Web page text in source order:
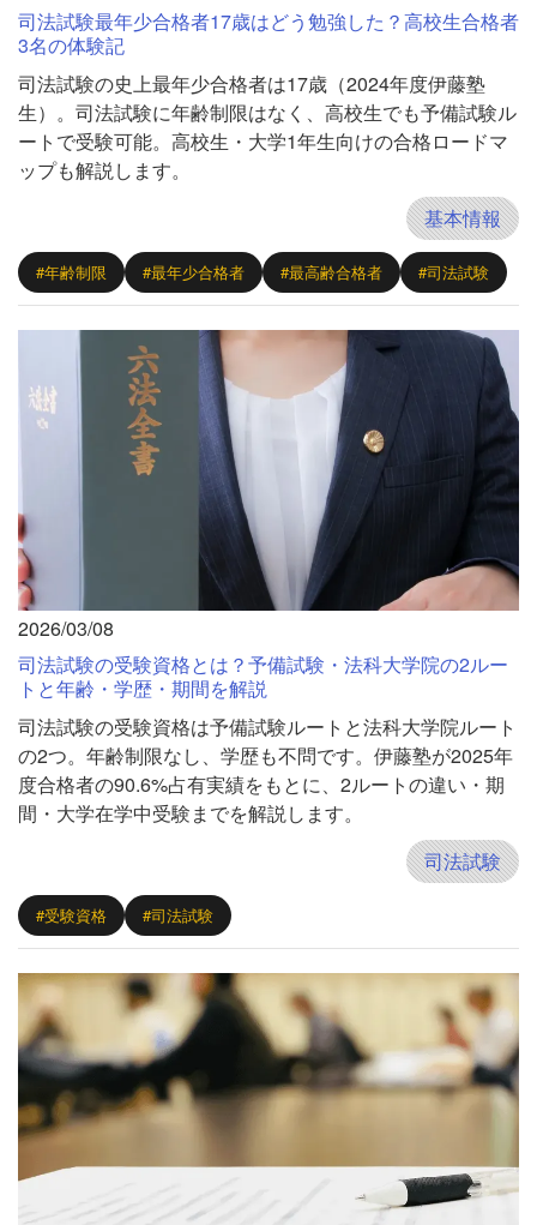
司法試験最年少合格者17歳はどう勉強した？高校生合格者
3名の体験記
司法試験の史上最年少合格者は17歳（2024年度伊藤塾
生）。司法試験に年齢制限はなく、高校生でも予備試験ル
ートで受験可能。高校生・大学1年生向けの合格ロードマ
ップも解説します。
基本情報
#年齢制限 #最年少合格者 #最高齢合格者 #司法試験
2026/03/08
司法試験の受験資格とは？予備試験・法科大学院の2ルー
トと年齢・学歴・期間を解説
司法試験の受験資格は予備試験ルートと法科大学院ルート
の2つ。年齢制限なし、学歴も不問です。伊藤塾が2025年
度合格者の90.6%占有実績をもとに、2ルートの違い・期
間・大学在学中受験までを解説します。
司法試験
#受験資格 #司法試験